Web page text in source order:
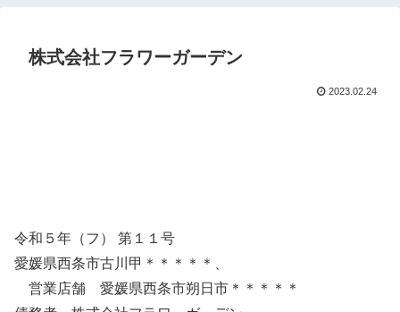
株式会社フラワーガーデン
2023.02.24
令和５年（フ） 第１１号
愛媛県西条市古川甲＊＊＊＊＊、
営業店舗 愛媛県西条市朔日市＊＊＊＊＊